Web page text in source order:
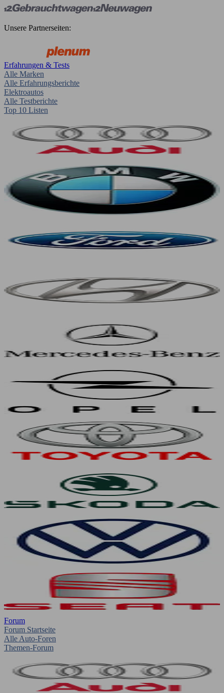
Unsere Partnerseiten:
Erfahrungen & Tests
Alle Marken
Alle Erfahrungsberichte
Elektroautos
Alle Testberichte
Top 10 Listen
Forum
Forum Startseite
Alle Auto-Foren
Themen-Forum